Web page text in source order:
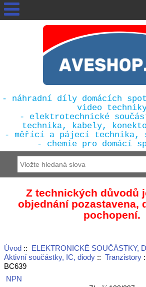
- náhradní díly domácích
video
- elektrotechnické
technika, kabely,
- měřící a pájecí technika,
- chemie pro domácí
Z technických důvodů
objednání pozastavena,
pochopení.
Úvod:: ELEKTRONICKÉ SOUČÁSTKY,
Aktivní součástky, IC, diody:: Tranzistory
BC639
NPN